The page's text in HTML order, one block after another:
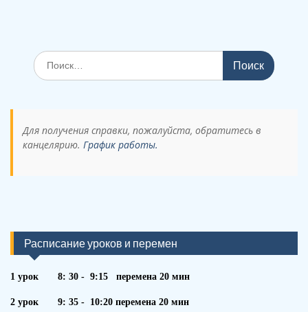
Поиск
по:
Для получения справки, пожалуйста, обратитесь в
канцелярию. График работы.
Расписание уроков и перемен
1 урок 8: 30 - 9:15 перемена 20 мин
2 урок 9: 35 - 10:20 перемена 20 мин